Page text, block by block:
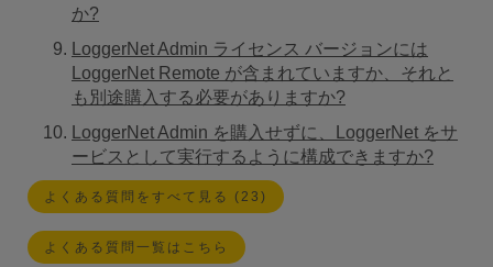
か?
LoggerNet Admin ライセンス バージョンには
LoggerNet Remote が含まれていますか、それと
も別途購入する必要がありますか?
LoggerNet Admin を購入せずに、LoggerNet をサ
ービスとして実行するように構成できますか?
よくある質問をすべて見る (23)
よくある質問一覧はこちら